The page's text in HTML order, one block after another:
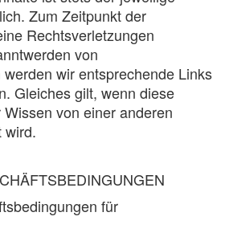
Zum Zeitpunkt der
Rechtsverletzungen
von
wir entsprechende Links
Gleiches gilt, wenn diese
von einer anderen
wird.
für